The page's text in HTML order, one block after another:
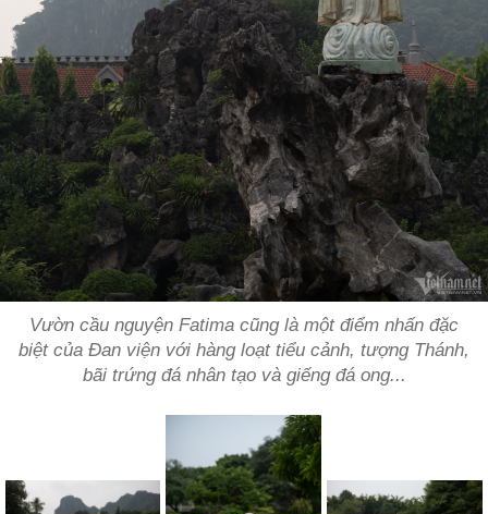
Vườn cầu nguyện Fatima cũng là một điểm nhấn đặc
biệt của Đan viện với hàng loạt tiểu cảnh, tượng Thánh,
bãi trứng đá nhân tạo và giếng đá ong...